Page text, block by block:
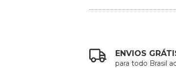
ENVIOS
para todo Brasil